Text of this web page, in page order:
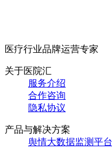
医疗行业品牌运营专家
关于医院汇
服务介绍
合作咨询
隐私协议
产品与解决方案
舆情大数据监测平台